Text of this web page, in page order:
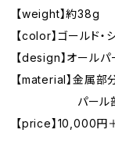
【weight】約38g
【color】ゴールド・
【design】オールパ
【material】金属部
パール部分/
【price】10,000円